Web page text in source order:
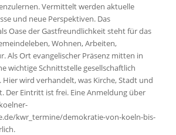
Vermittelt werden aktuelle
und neue Perspektiven. Das
Oase der Gastfreundlichkeit steht für das
Wohnen, Arbeiten,
Als Ort evangelischer Präsenz mitten in
wichtige Schnittstelle gesellschaftlich
Hier wird verhandelt, was Kirche, Stadt und
Der Eintritt ist frei. Eine Anmeldung über
kwr_termine/demokratie-von-koeln-bis-